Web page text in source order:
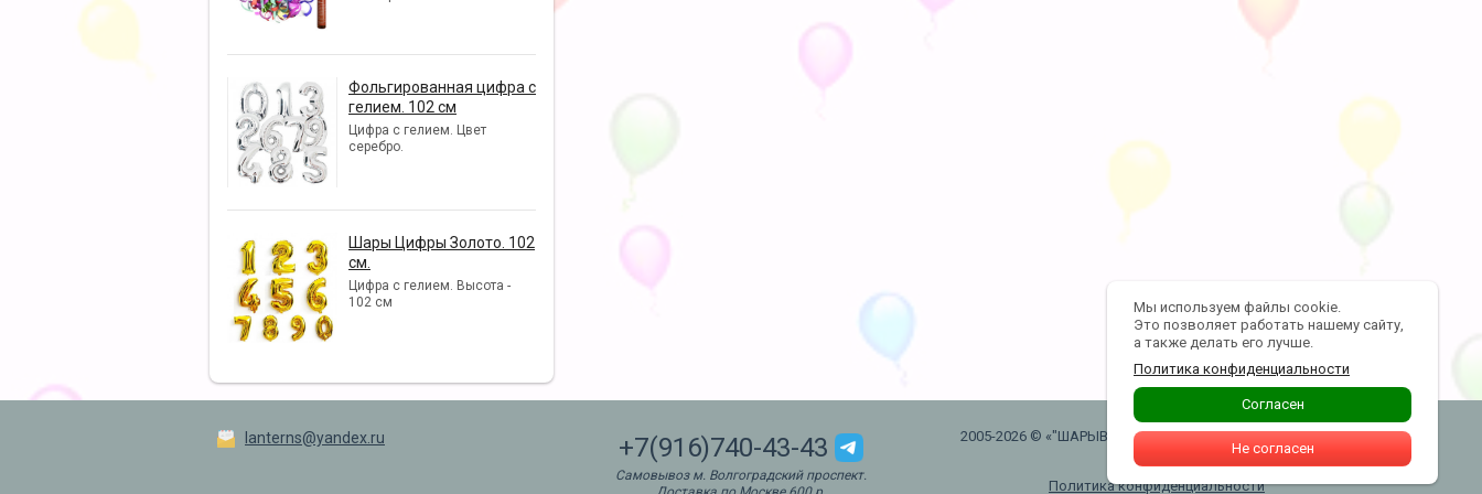
Фольгированная цифра с
гелием. 102 см
Цифра с гелием. Цвет
серебро.
Шары Цифры Золото. 102
см.
Цифра с гелием. Высота -
102 см
lanterns@yandex.ru
2005-2026 © «"ШАРЫВАУ" воздушные шары .
Москва. Таганская»
Политика конфиденциальности
+7(916)740-43-43
Самовывоз м. Волгоградский проспект.
Мы используем файлы cookie.
Это позволяет работать нашему сайту,
а также делать его лучше.
Политика конфиденциальности
Согласен
Не согласен